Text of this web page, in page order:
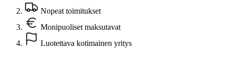
Nopeat toimitukset
Monipuoliset maksutavat
Luotettava kotimainen yritys